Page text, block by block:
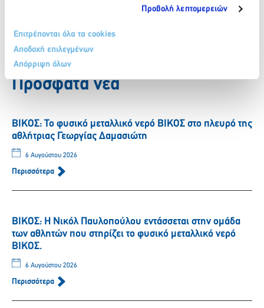
Προβολή λεπτομερειών
Επιτρέπονται όλα τα cookies
Αποδοχή επιλεγμένων
Απόρριψη όλων
Twitter LinkedIn
Πρόσφατα νέα
ΒΙΚΟΣ: Το φυσικό μεταλλικό νερό ΒΙΚΟΣ στο πλευρό της
αθλήτριας Γεωργίας Δαμασιώτη
6 Αυγούστου 2026
Περισσότερα
ΒΙΚΟΣ: Η Νικόλ Παυλοπούλου εντάσσεται στην ομάδα
των αθλητών που στηρίζει το φυσικό μεταλλικό νερό
ΒΙΚΟΣ.
6 Αυγούστου 2026
Περισσότερα